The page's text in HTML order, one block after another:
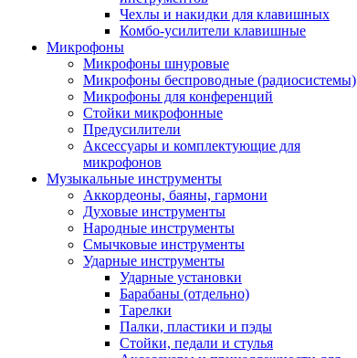
Чехлы и накидки для клавишных
Комбо-усилители клавишные
Микрофоны
Микрофоны шнуровые
Микрофоны беспроводные (радиосистемы)
Микрофоны для конференций
Стойки микрофонные
Предусилители
Аксессуары и комплектующие для
микрофонов
Музыкальные инструменты
Аккордеоны, баяны, гармони
Духовые инструменты
Народные инструменты
Смычковые инструменты
Ударные инструменты
Ударные установки
Барабаны (отдельно)
Тарелки
Палки, пластики и пэды
Стойки, педали и стулья